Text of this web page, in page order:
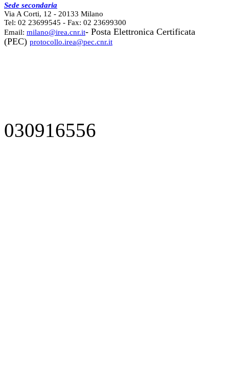
Sede secondaria
Via A Corti, 12 - 20133 Milano
Tel: 02 23699545 - Fax: 02 23699300
Email: milano@irea.cnr.it- Posta Elettronica Certificata
(PEC) protocollo.irea@pec.cnr.it
030916556